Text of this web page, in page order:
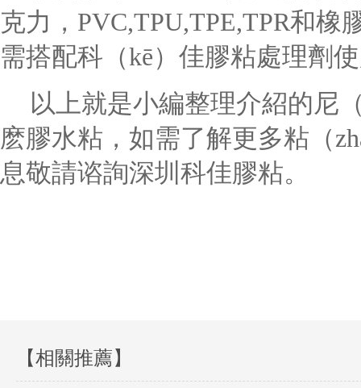
克力，PVC,TPU,TPE,TPR和
需搭配科（kē）佳膠粘處理劑
以上就是小編整理介紹的尼
麽膠水粘，如需了解更多粘（
息敬請谘詢深圳科佳膠粘。
【相關推薦】